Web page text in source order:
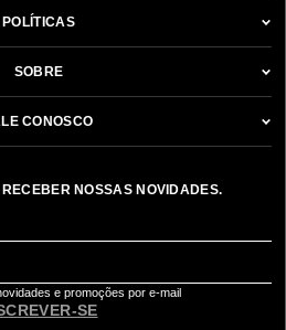
POLÍTICAS
SOBRE
CONOSCO
NOSSAS NOVIDADES.
SE
e promoções por e-mail